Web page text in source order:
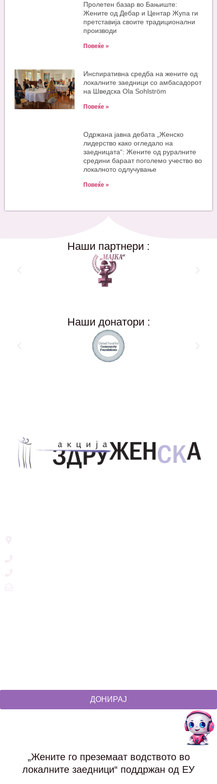
Пролетен базар во Бањиште:
Жените од Дебар и Центар Жупа ги
претставија своите традиционални
производи
Повеќе »
Инспиративна средба на жените од
локалните заедници со амбасадорот
на Шведска Ola Sohlström
Повеќе »
Одржана јавна дебата „Женско
лидерство како огледало на
заедницата“: Жените од руралните
средини бараат поголемо учество во
локалното одлучување
Повеќе »
Наши партнери :
Наши донатори :
ДОНИРАЈ
„Жените го преземаат водството во
локалните заедници“ поддржан од ЕУ